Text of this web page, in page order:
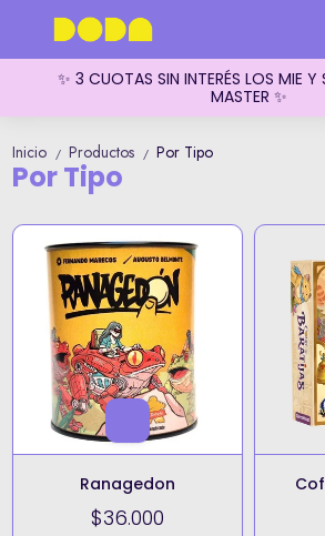
✨ 3 CUOTAS SIN INTERÉS LOS MIE
MASTER ✨
Inicio / Productos / Por Tipo
Por Tipo
Ranagedon
$36.000